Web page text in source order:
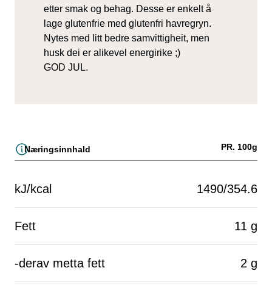
etter smak og behag. Desse er enkelt å
lage glutenfrie med glutenfri havregryn.
Nytes med litt bedre samvittigheit, men
husk dei er alikevel energirike ;)
GOD JUL.
Næringsinnhald PR. 100g
kJ/kcal 1490/354.6
Fett 11 g
-derav metta fett 2 g